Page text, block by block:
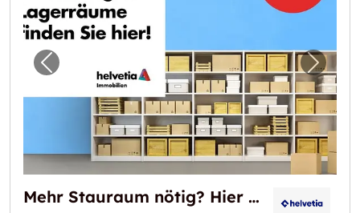
Vorheriges Bild für "Mehr Stauraum nötig?
Mehr Stauraum nötig? Hier finden Sie die Lösung!